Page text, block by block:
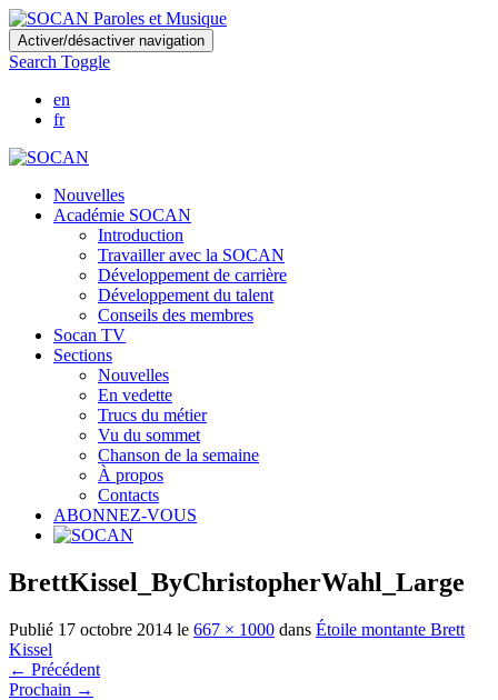
Skip
to
main
content
Activer/désactiver navigation
Search Toggle
en
fr
Nouvelles
Académie SOCAN
Introduction
Travailler avec la SOCAN
Développement de carrière
Développement du talent
Conseils des membres
Socan TV
Sections
Nouvelles
En vedette
Trucs du métier
Vu du sommet
Chanson de la semaine
À propos
Contacts
ABONNEZ-VOUS
BrettKissel_ByChristopherWahl_Large
Publié 17 octobre 2014 le 667 × 1000 dans Étoile montante Brett
Kissel
← Précédent
Prochain →